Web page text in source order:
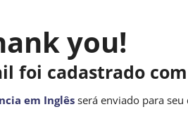
you!
foi cadastrado
em Inglêsserá enviado para seu